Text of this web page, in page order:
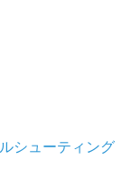
シューティング